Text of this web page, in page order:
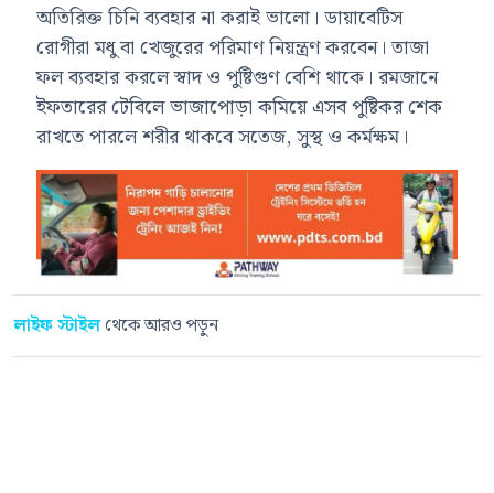
অতিরিক্ত চিনি ব্যবহার না করাই ভালো। ডায়াবেটিস
রোগীরা মধু বা খেজুরের পরিমাণ নিয়ন্ত্রণ করবেন। তাজা
ফল ব্যবহার করলে স্বাদ ও পুষ্টিগুণ বেশি থাকে। রমজানে
ইফতারের টেবিলে ভাজাপোড়া কমিয়ে এসব পুষ্টিকর শেক
রাখতে পারলে শরীর থাকবে সতেজ, সুস্থ ও কর্মক্ষম।
লাইফ স্টাইলথেকে আরও পড়ুন